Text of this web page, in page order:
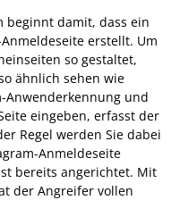
beginnt damit, dass ein
erstellt. Um
so gestaltet,
ähnlich sehen wie
Anwenderkennung und
eingeben, erfasst der
Regel werden Sie dabei
Anmeldeseite
bereits angerichtet. Mit
der Angreifer vollen